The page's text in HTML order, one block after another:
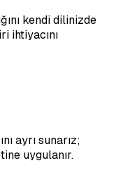
kendi dilinizde
ihtiyacını
ayrı sunarız;
uygulanır.